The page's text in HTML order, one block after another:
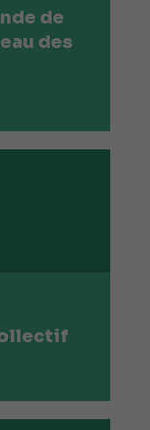
de
des